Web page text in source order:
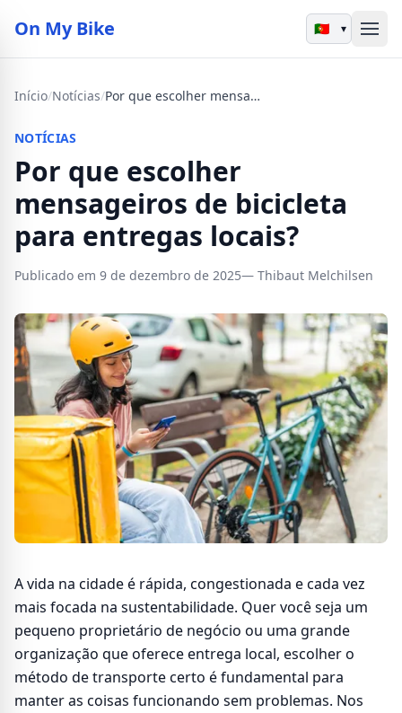
On My Bike ▾
Início/Notícias/ Por que escolher mensageiros de bicicleta para entregas locais?
NOTÍCIAS
Por que escolher
mensageiros de bicicleta
para entregas locais?
Publicado em 9 de dezembro de 2025— Thibaut Melchilsen
A vida na cidade é rápida, congestionada e cada vez
mais focada na sustentabilidade. Quer você seja um
pequeno proprietário de negócio ou uma grande
organização que oferece entrega local, escolher o
método de transporte certo é fundamental para
manter as coisas funcionando sem problemas. Nos